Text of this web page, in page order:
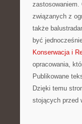
zastosowaniem.
związanych z
także
być
Konserwacja i
opracowania,
Publikowane
Dzięki temu
stojących przed